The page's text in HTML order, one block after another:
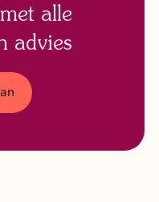
alle
advies